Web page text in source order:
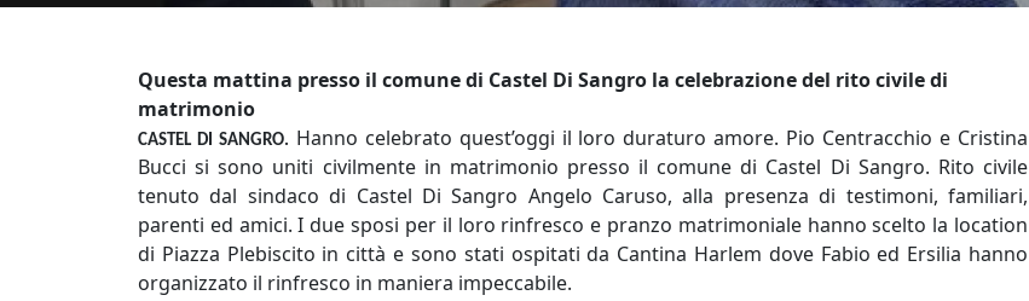
Questa mattina presso il comune di Castel Di Sangro la celebrazione del rito civile di
matrimonio
CASTEL DI SANGRO. Hanno celebrato quest’oggi il loro duraturo amore. Pio Centracchio e Cristina
Bucci si sono uniti civilmente in matrimonio presso il comune di Castel Di Sangro. Rito civile
tenuto dal sindaco di Castel Di Sangro Angelo Caruso, alla presenza di testimoni, familiari,
parenti ed amici. I due sposi per il loro rinfresco e pranzo matrimoniale hanno scelto la location
di Piazza Plebiscito in città e sono stati ospitati da Cantina Harlem dove Fabio ed Ersilia hanno
organizzato il rinfresco in maniera impeccabile.